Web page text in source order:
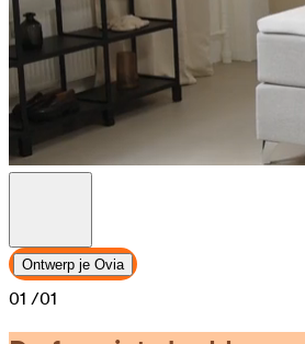
Ontwerp je Ovia
01 /01